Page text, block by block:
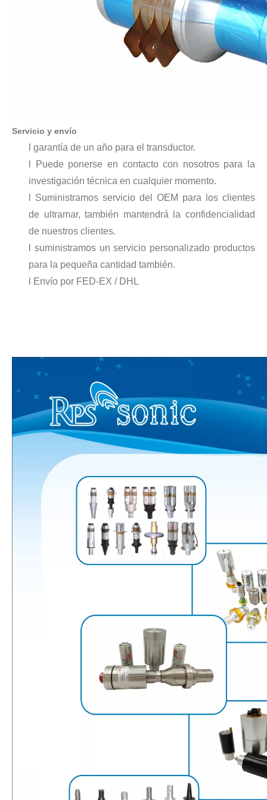
La era de la energía del hidrógeno: oportunidades para los equipos de pulverización ultrasónica
El sistema de recubrimiento de pulverización ultrasónica es una
Tecnología de pulverización ultrasónica en recubrimientos cinematográficos
El sistema de recubrimiento de pulverización ultrasónica es una
Combinando ultrasonidos con otras tecnologías de tratamiento de agua
Actualmente, la investigación sobre la extracción de antioxidantes
Servicio y envío
l garantía de un año para el transductor.
l Puede ponerse en contacto con nosotros para la
investigación técnica en cualquier momento.
l Suministramos servicio del OEM para los clientes
de ultramar, también mantendrá la confidencialidad
de nuestros clientes.
l suministramos un servicio personalizado productos
para la pequeña cantidad también.
l Envío por FED-EX / DHL